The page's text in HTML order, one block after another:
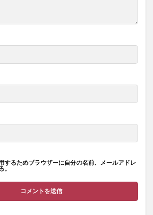
するためブラウザーに自分の名前、メールアドレ
。